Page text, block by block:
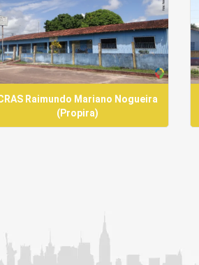
Raimundo Mariano Nogueira
(Propira)